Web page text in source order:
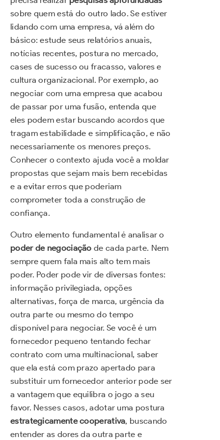
sobre quem está do outro lado. Se estiver
lidando com uma empresa, vá além do
básico: estude seus relatórios anuais,
notícias recentes, postura no mercado,
cases de sucesso ou fracasso, valores e
cultura organizacional. Por exemplo, ao
negociar com uma empresa que acabou
de passar por uma fusão, entenda que
eles podem estar buscando acordos que
tragam estabilidade e simplificação, e não
necessariamente os menores preços.
Conhecer o contexto ajuda você a moldar
propostas que sejam mais bem recebidas
e a evitar erros que poderiam
comprometer toda a construção de
confiança.
Outro elemento fundamental é analisar o
poder de negociação de cada parte. Nem
sempre quem fala mais alto tem mais
poder. Poder pode vir de diversas fontes:
informação privilegiada, opções
alternativas, força de marca, urgência da
outra parte ou mesmo do tempo
disponível para negociar. Se você é um
fornecedor pequeno tentando fechar
contrato com uma multinacional, saber
que ela está com prazo apertado para
substituir um fornecedor anterior pode ser
a vantagem que equilibra o jogo a seu
favor. Nesses casos, adotar uma postura
estrategicamente cooperativa, buscando
entender as dores da outra parte e